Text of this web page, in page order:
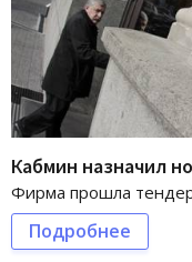
Кабмин назначил
Фирма прошла
Подробнее